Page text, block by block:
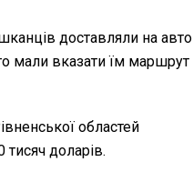
доставляли на авто
мали вказати їм маршрут
областей
тисяч доларів.